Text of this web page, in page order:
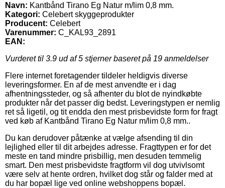
Navn: Kantbånd Tirano Eg Natur m/lim 0,8 mm.
Kategori: Celebert skyggeprodukter
Producent: Celebert
Varenummer: C_KAL93_2891
EAN:
Vurderet til 3.9 ud af 5 stjerner baseret på 19 anmeldelser
Flere internet foretagender tildeler heldigvis diverse
leveringsformer. En af de mest anvendte er i dag
afhentningssteder, og så afhenter du blot de nyindkøbte
produkter når det passer dig bedst. Leveringstypen er nemlig
ret så ligetil, og tit endda den mest prisbevidste form for fragt
ved køb af Kantbånd Tirano Eg Natur m/lim 0,8 mm..
Du kan derudover påtænke at vælge afsending til din
lejlighed eller til dit arbejdes adresse. Fragttypen er for det
meste en tand mindre prisbillig, men desuden temmelig
smart. Den mest prisbevidste fragtform vil dog utvivlsomt
være selv at hente ordren, hvilket dog står og falder med at
du har bopæl lige ved online webshoppens bopæl.